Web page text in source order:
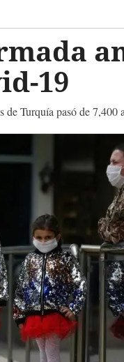
19
de Turquía pasó de 7,400